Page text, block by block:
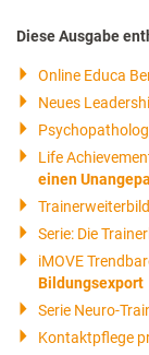
Diese Ausgabe
Online Educa
Neues
Life
einen
Serie: Die
iMOVE
Bildungsexport
Serie Neuro-
Kontaktpflege